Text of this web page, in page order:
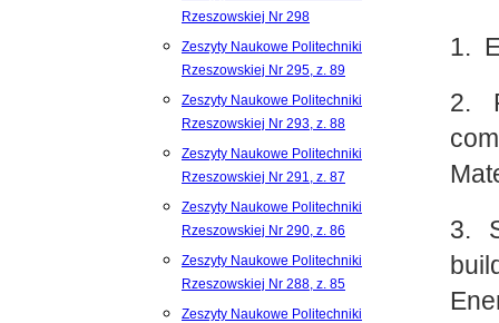
Rzeszowskiej Nr 298
Zeszyty Naukowe Politechniki
Rzeszowskiej Nr 295, z. 89
Zeszyty Naukowe Politechniki
Rzeszowskiej Nr 293, z. 88
Zeszyty Naukowe Politechniki
Rzeszowskiej Nr 291, z. 87
Zeszyty Naukowe Politechniki
Rzeszowskiej Nr 290, z. 86
Zeszyty Naukowe Politechniki
Rzeszowskiej Nr 288, z. 85
Zeszyty Naukowe Politechniki
1.
2.
3.